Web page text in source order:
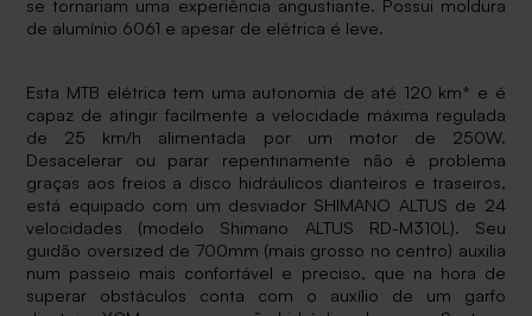
se tornariam uma experiência angustiante. Possui moldura
de alumínio 6061 e apesar de elétrica é leve.
Esta MTB elétrica tem uma autonomia de até 120 km* e é
capaz de atingir facilmente a velocidade máxima regulada
de 25 km/h alimentada por um motor de 250W.
Desacelerar ou parar repentinamente não é problema
graças aos freios a disco hidráulicos dianteiros e traseiros,
está equipado com um desviador SHIMANO ALTUS de 24
velocidades (modelo Shimano ALTUS RD-M310L). Seu
guidão oversized de 700mm (mais grosso no centro) auxilia
num passeio mais confortável e preciso, que na hora de
superar obstáculos conta com o auxílio de um garfo